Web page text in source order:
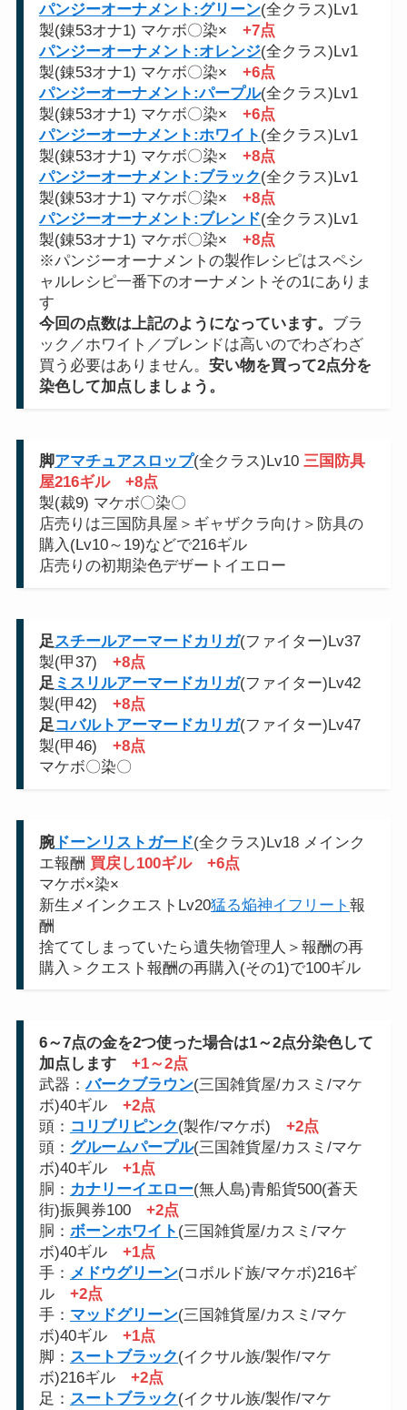
パンジーオーナメント:グリーン(全クラス)Lv1
製(錬53オナ1) マケボ〇染× +7点
パンジーオーナメント:オレンジ(全クラス)Lv1
製(錬53オナ1) マケボ〇染× +6点
パンジーオーナメント:パープル(全クラス)Lv1
製(錬53オナ1) マケボ〇染× +6点
パンジーオーナメント:ホワイト (全クラス)Lv1
製(錬53オナ1) マケボ〇染× +8点
パンジーオーナメント:ブラック(全クラス)Lv1
製(錬53オナ1) マケボ〇染× +8点
パンジーオーナメント:ブレンド(全クラス)Lv1
製(錬53オナ1) マケボ〇染× +8点
※パンジーオーナメントの製作レシピはスペシ
ャルレシピ一番下のオーナメントその1にありま
す
今回の点数は上記のようになっています。 ブラ
ック／ホワイト／ブレンドは高いのでわざわざ
買う必要はありません。 安い物を買って2点分を
染色して加点しましょう。
脚アマチュアスロップ(全クラス)Lv10 三国防具
屋216ギル
+8点
製(裁9) マケボ〇染〇
店売りは三国防具屋＞ギャザクラ向け＞防具の
購入(Lv10～19)などで216ギル
店売りの初期染色デザートイエロー
足スチールアーマードカリガ(ファイター)Lv37
製(甲37) +8点
足ミスリルアーマードカリガ(ファイター)Lv42
製(甲42) +8点
足コバルトアーマードカリガ(ファイター)Lv47
製(甲46) +8点
マケボ〇染〇
腕ドーンリストガード(全クラス)Lv18 メインク
エ報酬 買戻し100ギル
+6点
マケボ×染×
新生メインクエストLv20猛る焔神イフリート 報
酬
捨ててしまっていたら遺失物管理人＞報酬の再
購入＞クエスト報酬の再購入(その1)で100ギル
6～7点の金を2つ使った場合は1～2点分染色して
加点します
+1～2点
武器：バークブラウン(三国雑貨屋/カスミ/マケ
ボ)40ギル +2点
頭： コリブリピンク(製作/マケボ) +2点
頭： グルームパープル(三国雑貨屋/カスミ/マケ
ボ)40ギル +1点
胴： カナリーイエロー(無人島)青船貨500(蒼天
街)振興券100 +2点
胴： ボーンホワイト (三国雑貨屋/カスミ/マケ
ボ)40ギル +1点
手： メドウグリーン(コボルド族/マケボ)216ギ
ル +2点
手： マッドグリーン(三国雑貨屋/カスミ/マケ
ボ)40ギル +1点
脚： スートブラック(イクサル族/製作/マケ
ボ)216ギル +2点
足： スートブラック(イクサル族/製作/マケ